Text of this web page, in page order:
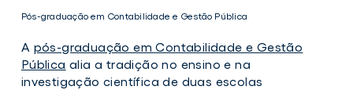
Pós-graduação em Contabilidade e Gestão Pública
A pós-graduação em Contabilidade e Gestão
Pública alia a tradição no ensino e na
investigação científica de duas escolas